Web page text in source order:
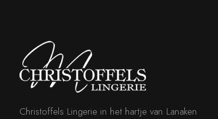
Christoffels Lingerie in het hartje van Lanaken